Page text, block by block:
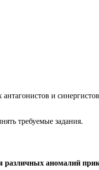
и
требуемые задания.
различных аномалий